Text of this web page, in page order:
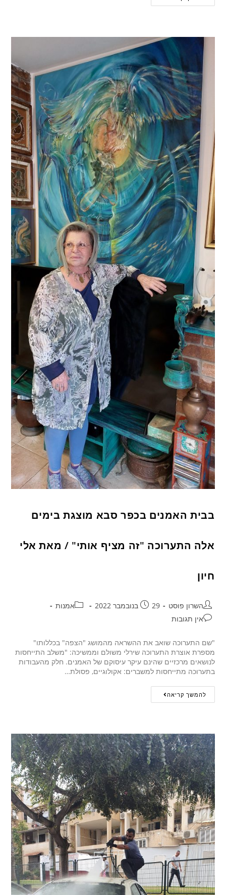
בבית האמנים בכפר סבא מוצגת בימים
אלה התערוכה "זה מציף אותי" / מאת אלי
חיון
השרון פוסט 29 בנובמבר 2022
אמנות
אין תגובות
"שם התערוכה שואב את ההשראה מהמושג "הצפה" בכללותו"
מספרת אוצרת התערוכה שירלי משולם וממשיכה: "משלב התייחסות
לנושאים מרכזיים שהינם עיקר עיסוקם של האמנים. חלק מהעבודות
בתערוכה מתייחסות למשברים: אקולוגיים, פסולת…
להמשך קריאה